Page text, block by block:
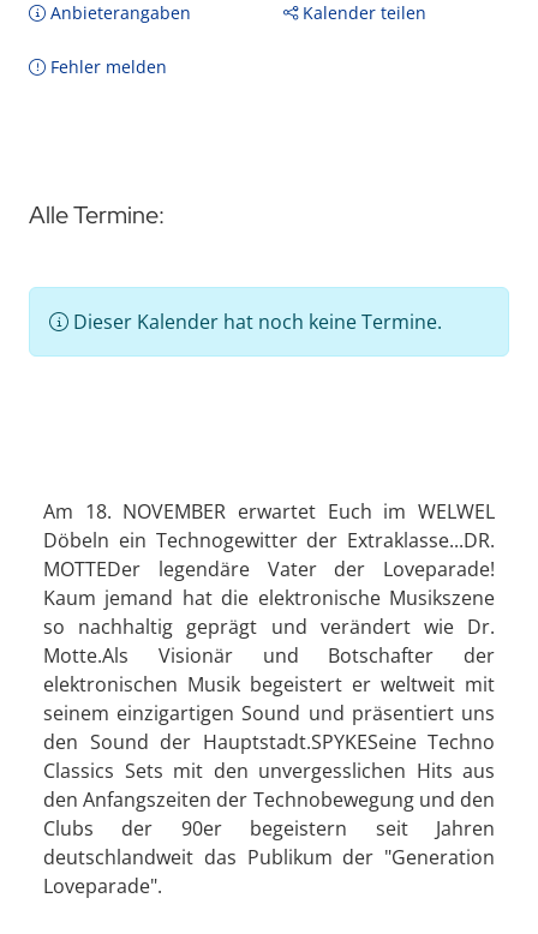
Anbieterangaben Kalender teilen
Fehler melden
Alle Termine:
Dieser Kalender hat noch keine Termine.
Am 18. NOVEMBER erwartet Euch im WELWEL
Döbeln ein Technogewitter der Extraklasse...DR.
MOTTEDer legendäre Vater der Loveparade!
Kaum jemand hat die elektronische Musikszene
so nachhaltig geprägt und verändert wie Dr.
Motte.Als Visionär und Botschafter der
elektronischen Musik begeistert er weltweit mit
seinem einzigartigen Sound und präsentiert uns
den Sound der Hauptstadt.SPYKESeine Techno
Classics Sets mit den unvergesslichen Hits aus
den Anfangszeiten der Technobewegung und den
Clubs der 90er begeistern seit Jahren
deutschlandweit das Publikum der "Generation
Loveparade".